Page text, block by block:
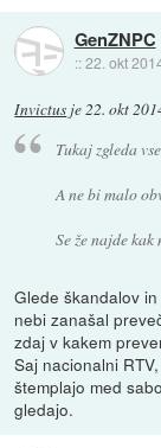
GenZNPC
::22. okt
Invictus je22. okt
Tukaj zgleda
A ne bi malo
Se že najde
Glede škandalov
nebi zanašal
zdaj v kakem
Saj nacionalni
štemplajo med
gledajo.